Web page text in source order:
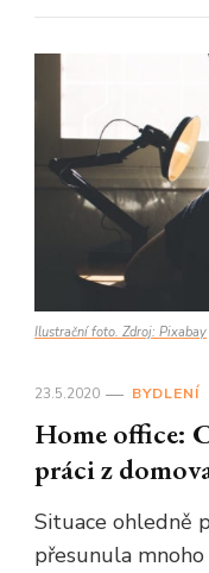
Ilustrační foto. Zdroj: Pixabay
23.5.2020 BYDLENÍ
Home office:
práci z
Situace ohledně
přesunula mnoho